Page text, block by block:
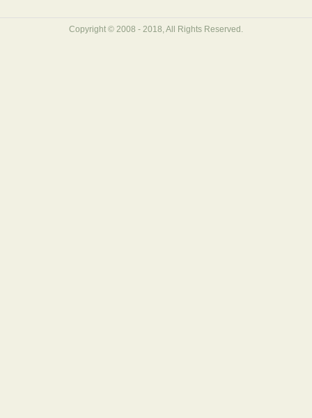
Copyright © 2008 - 2018, All Rights Reserved.